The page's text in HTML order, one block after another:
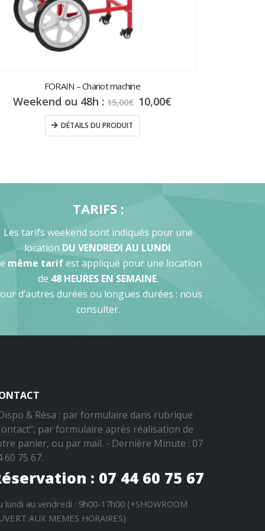
FORAIN – Chariot machine
Weekend ou 48h : 15,00€ Le
prix
était :
10,00€Le
DÉTAILS DU PRODUIT
TARIFS :
Les tarifs weekend sont indiqués pour une
location DU VENDREDI AU LUNDI.
même tarifest appliqué pour une location
de 48 HEURES EN SEMAINE.
d’autres durées ou longues durées : nous
consulter.
& Résa : par formulaire dans rubrique
par formulaire après réalisation de
panier, ou par mail. - Dernière Minute : 07
60 75 67.
: 07 44 60 75 67
lundi au vendredi : 9h00-17h00 (+SHOWROOM
AUX MEMES HORAIRES)